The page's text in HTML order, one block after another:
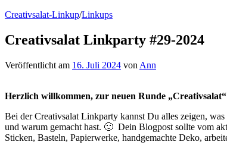
Creativsalat-Linkup/Linkups
Creativsalat Linkparty #29-2024
Veröffentlicht am 16. Juli 2024 von Ann
Herzlich willkommen, zur neuen Runde
Bei der Creativsalat Linkparty kannst Du alles zeigen,
und warum gemacht hast. 🙂 Dein Blogpost sollte vom
Sticken, Basteln, Papierwerke, handgemachte Deko,